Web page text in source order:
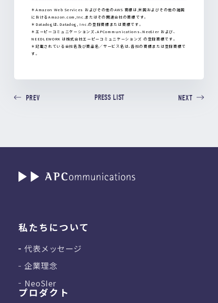
＊Amazon Web Services およびその他のAWS 商標は,米国およびその他の諸国
におけるAmazon.com,Inc.またはその関連会社の商標です。
＊Datadogは、Datadog, Inc.の登録商標または商標です。
＊エーピーコミュニケーションズ、APCommunications、NeoSIer および、
NEEDLEWORK は株式会社エーピーコミュニケーションズ の登録商標です。
＊記載されている会社名及び商品名／サービス名は、各社の商標または登録商標で
す。
PREV PRESS LIST NEXT
私たちについて
代表メッセージ
企業理念
NeoSIer
プロダクト